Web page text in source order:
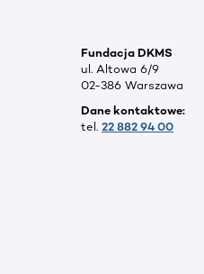
Fundacja DKMS
ul. Altowa 6/9
02-386 Warszawa
Dane kontaktowe:
tel. 22 882 94 00